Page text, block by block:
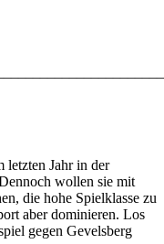
letzten Jahr in der
wollen sie mit
die hohe Spielklasse zu
aber dominieren. Los
gegen Gevelsberg